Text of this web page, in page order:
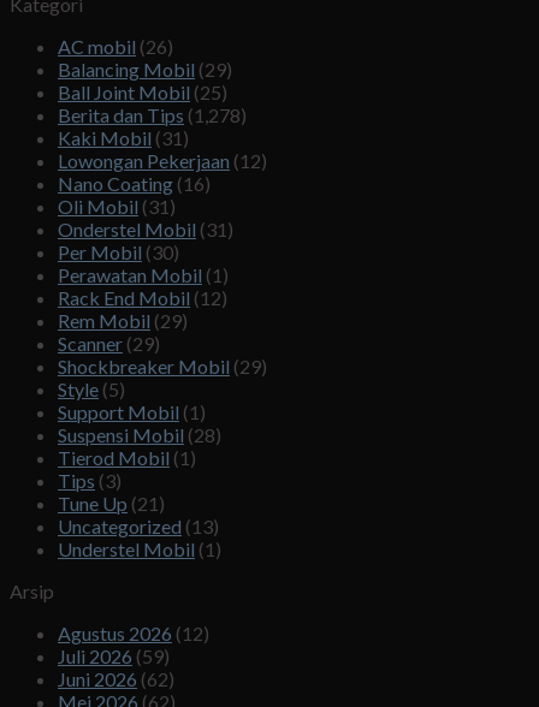
AC mobil (26)
Balancing Mobil (29)
Ball Joint Mobil (25)
Berita dan Tips (1,278)
Kaki Mobil (31)
Lowongan Pekerjaan (12)
Nano Coating (16)
Oli Mobil (31)
Onderstel Mobil (31)
Per Mobil (30)
Perawatan Mobil (1)
Rack End Mobil (12)
Rem Mobil (29)
Scanner (29)
Shockbreaker Mobil (29)
Style (5)
Support Mobil (1)
Suspensi Mobil (28)
Tierod Mobil (1)
Tips (3)
Tune Up (21)
Uncategorized (13)
Understel Mobil (1)
Arsip
Agustus 2026 (12)
Juli 2026 (59)
Juni 2026 (62)
Mei 2026 (62)